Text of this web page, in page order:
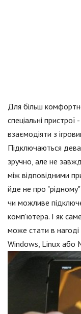
Для більш
спеціальні
взаємодіяти з
Підключаються
зручно, але не
між відповідними
йде не про
чи можливе
комп'ютера. І як
може стати в
Windows, Linux або